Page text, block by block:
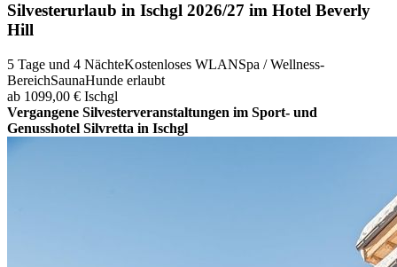
Silvesterurlaub in Ischgl 2026/27 im Hotel Beverly
Hill
5 Tage und 4 NächteKostenloses WLANSpa / Wellness-
BereichSaunaHunde erlaubt
ab 1099,00 € Ischgl
Vergangene Silvesterveranstaltungen im Sport- und
Genusshotel Silvretta in Ischgl